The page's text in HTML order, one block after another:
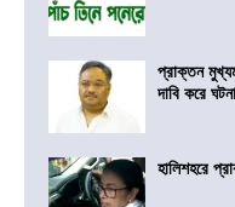
প্রাক্তন
দাবি করে
হালিশহরে